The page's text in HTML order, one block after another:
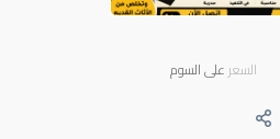
السعر على السوم